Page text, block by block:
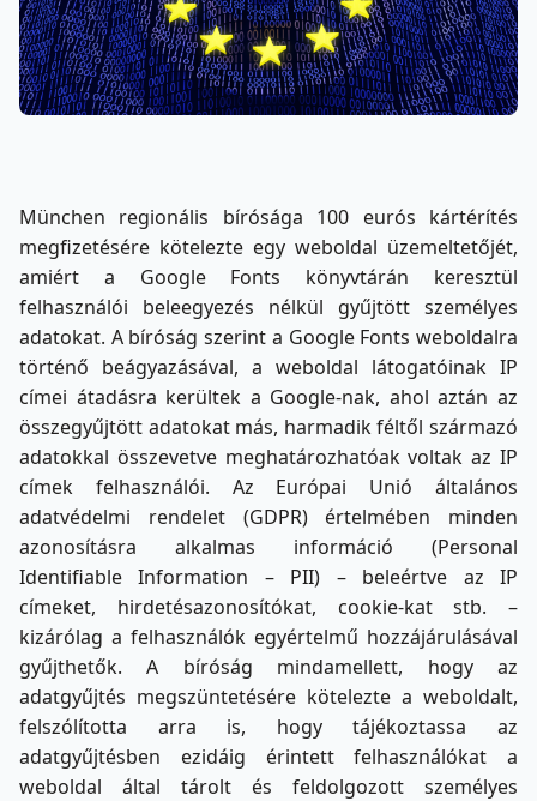
München regionális bírósága 100 eurós kártérítés
megfizetésére kötelezte egy weboldal üzemeltetőjét,
amiért a Google Fonts könyvtárán keresztül
felhasználói beleegyezés nélkül gyűjtött személyes
adatokat. A bíróság szerint a Google Fonts weboldalra
történő beágyazásával, a weboldal látogatóinak IP
címei átadásra kerültek a Google-nak, ahol aztán az
összegyűjtött adatokat más, harmadik féltől származó
adatokkal összevetve meghatározhatóak voltak az IP
címek felhasználói. Az Európai Unió általános
adatvédelmi rendelet (GDPR) értelmében minden
azonosításra alkalmas információ (Personal
Identifiable Information – PII) – beleértve az IP
címeket, hirdetésazonosítókat, cookie-kat stb. –
kizárólag a felhasználók egyértelmű hozzájárulásával
gyűjthetők. A bíróság mindamellett, hogy az
adatgyűjtés megszüntetésére kötelezte a weboldalt,
felszólította arra is, hogy tájékoztassa az
adatgyűjtésben ezidáig érintett felhasználókat a
weboldal által tárolt és feldolgozott személyes